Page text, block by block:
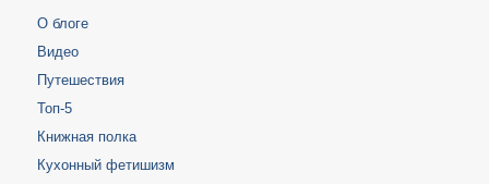
О блоге
Видео
Путешествия
Топ-5
Книжная полка
Кухонный фетишизм